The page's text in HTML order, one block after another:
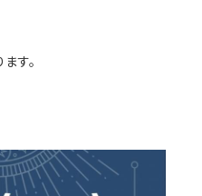
す。⁡